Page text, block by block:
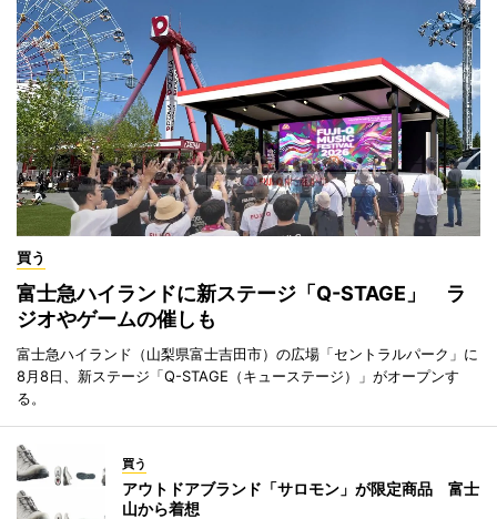
買う
富士急ハイランドに新ステージ「Q-STAGE」 ラ
ジオやゲームの催しも
富士急ハイランド（山梨県富士吉田市）の広場「セントラルパーク」に
8月8日、新ステージ「Q-STAGE（キューステージ）」がオープンす
る。
買う
アウトドアブランド「サロモン」が限定商品 富士
山から着想